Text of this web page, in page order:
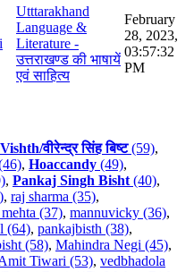
Utttarakhand
Language &
Literature -
उत्तराखण्ड की भाषायें
एवं साहित्य
February
28, 2023,
03:57:32
PM
वीरेन्द्र सिंह बिष्ट(59),
, Hoaccandy (49),
, Pankaj Singh Bisht(40),
, raj sharma (35),
(37), mannuvicky (36),
(64), pankajbisth (38),
(58), Mahindra Negi (45),
Tiwari (53), vedbhadola